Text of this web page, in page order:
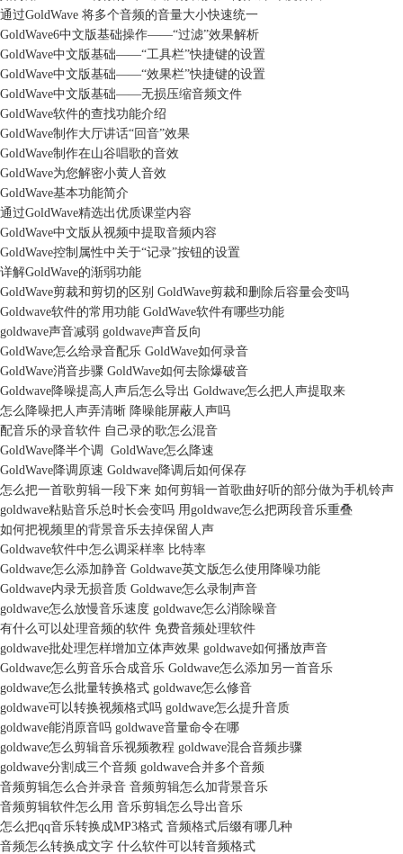
通过GoldWave 将多个音频的音量大小快速统一
GoldWave6中文版基础操作——“过滤”效果解析
GoldWave中文版基础——“工具栏”快捷键的设置
GoldWave中文版基础——“效果栏”快捷键的设置
GoldWave中文版基础——无损压缩音频文件
GoldWave软件的查找功能介绍
GoldWave制作大厅讲话“回音”效果
GoldWave制作在山谷唱歌的音效
GoldWave为您解密小黄人音效
GoldWave基本功能简介
通过GoldWave精选出优质课堂内容
GoldWave中文版从视频中提取音频内容
GoldWave控制属性中关于“记录”按钮的设置
详解GoldWave的渐弱功能
GoldWave剪裁和剪切的区别 GoldWave剪裁和删除后容量会变吗
Goldwave软件的常用功能 GoldWave软件有哪些功能
goldwave声音减弱 goldwave声音反向
GoldWave怎么给录音配乐 GoldWave如何录音
GoldWave消音步骤 GoldWave如何去除爆破音
Goldwave降噪提高人声后怎么导出 Goldwave怎么把人声提取来
怎么降噪把人声弄清晰 降噪能屏蔽人声吗
配音乐的录音软件 自己录的歌怎么混音
GoldWave降半个调 GoldWave怎么降速
GoldWave降调原速 Goldwave降调后如何保存
怎么把一首歌剪辑一段下来 如何剪辑一首歌曲好听的部分做为手机铃声
goldwave粘贴音乐总时长会变吗 用goldwave怎么把两段音乐重叠
如何把视频里的背景音乐去掉保留人声
Goldwave软件中怎么调采样率 比特率
Goldwave怎么添加静音 Goldwave英文版怎么使用降噪功能
Goldwave内录无损音质 Goldwave怎么录制声音
goldwave怎么放慢音乐速度 goldwave怎么消除噪音
有什么可以处理音频的软件 免费音频处理软件
goldwave批处理怎样增加立体声效果 goldwave如何播放声音
Goldwave怎么剪音乐合成音乐 Goldwave怎么添加另一首音乐
goldwave怎么批量转换格式 goldwave怎么修音
goldwave可以转换视频格式吗 goldwave怎么提升音质
goldwave能消原音吗 goldwave音量命令在哪
goldwave怎么剪辑音乐视频教程 goldwave混合音频步骤
goldwave分割成三个音频 goldwave合并多个音频
音频剪辑怎么合并录音 音频剪辑怎么加背景音乐
音频剪辑软件怎么用 音乐剪辑怎么导出音乐
怎么把qq音乐转换成MP3格式 音频格式后缀有哪几种
音频怎么转换成文字 什么软件可以转音频格式